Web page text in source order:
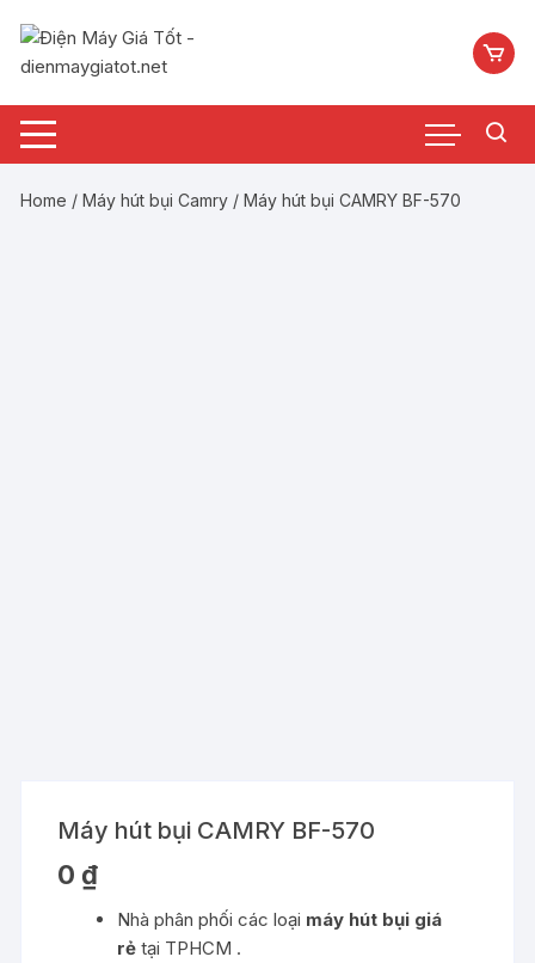
nội
Home /Máy hút bụi Camry / Máy hút bụi CAMRY BF-570
Máy hút bụi CAMRY BF-570
0 ₫
Nhà phân phối các loại máy hút bụi giá
rẻ tại TPHCM .